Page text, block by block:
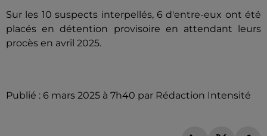
Sur les 10 suspects interpellés, 6 d'entre-eux ont été
placés en détention provisoire en attendant leurs
procès en avril 2025.
Publié : 6 mars 2025 à 7h40 par Rédaction Intensité